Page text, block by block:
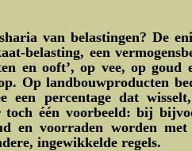
van belastingen? De
belasting, een
en ooft’, op vee, op goud
Op landbouwproducten
een percentage dat
toch één voorbeeld: bij
en voorraden worden
ingewikkelde regels.